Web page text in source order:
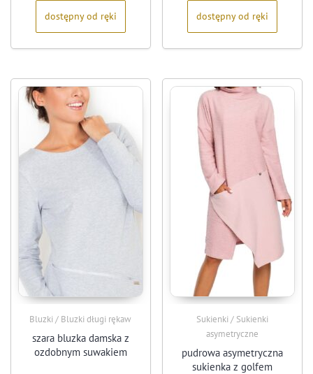
dostępny od ręki dostępny od ręki
Bluzki / Bluzki długi rękaw
szara bluzka damska z
ozdobnym suwakiem
Sukienki / Sukienki
asymetryczne
pudrowa asymetryczna
sukienka z golfem